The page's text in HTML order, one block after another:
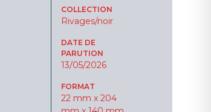
COLLECTION
Rivages/noir
DATE DE
PARUTION
13/05/2026
FORMAT
22 mm x 204